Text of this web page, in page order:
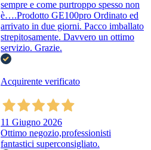
sempre e come purtroppo spesso non
è….Prodotto GE100pro Ordinato ed
arrivato in due giorni. Pacco imballato
strepitosamente. Davvero un ottimo
servizio. Grazie.
Acquirente verificato
11 Giugno 2026
Ottimo negozio,professionisti
fantastici superconsigliato.